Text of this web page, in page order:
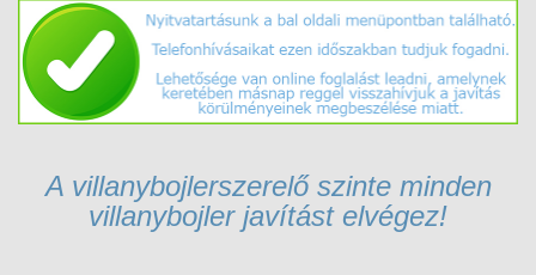
A villanybojlerszerelő szinte minden
villanybojler javítást elvégez!